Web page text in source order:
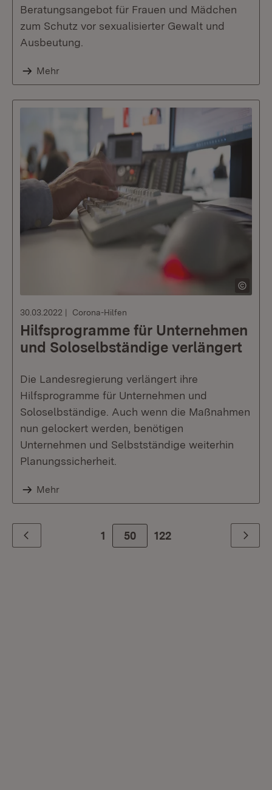
Beratungsangebot für Frauen und Mädchen
zum Schutz vor sexualisierter Gewalt und
Ausbeutung.
Mehr
30.03.2022 Corona-Hilfen
Hilfsprogramme für Unternehmen
und Soloselbständige verlängert
Die Landesregierung verlängert ihre
Hilfsprogramme für Unternehmen und
Soloselbständige. Auch wenn die Maßnahmen
nun gelockert werden, benötigen
Unternehmen und Selbstständige weiterhin
Planungssicherheit.
Mehr
Zurück 1 50 Zur letzte Seite
122 Weiter